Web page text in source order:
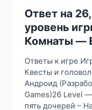
35
УРОВЕНЬ
ИГРЫ
ИГРА
ПОБЕГ
КОМНАТЫ
—
Ответ на
уровень
Комнаты —
Ответы к игре
Квесты и
Андроид
Games)26 Level
пять дочерей –